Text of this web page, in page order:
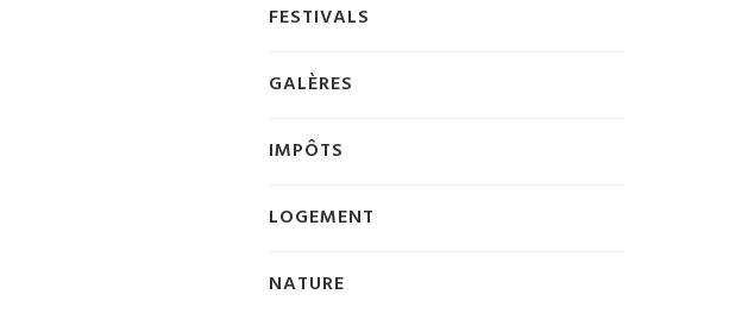
FESTIVALS
GALÈRES
IMPÔTS
LOGEMENT
NATURE